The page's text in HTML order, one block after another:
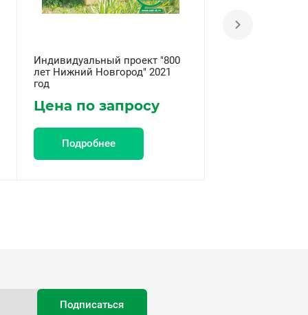
Индивидуальный проект "800
лет Нижний Новгород" 2021
год
Цена по запросу
Подробнее